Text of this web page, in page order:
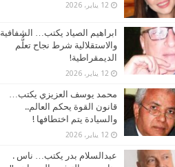
12 يناير، 2026
ابراهيم الصياد يكتب… الشفافية
والاستقلالية شرط نجاح تعلُّم
الديمقراطية!
12 يناير، 2026
محمد يوسف العزيزي يكتب…
قانون القوة يحكم العالم..
والسيادة يتم اختطافها !
12 يناير، 2026
عبدالسلام بدر يكتب… ناس .